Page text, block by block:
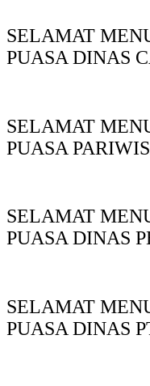
SELAMAT
PUASA DINAS
SELAMAT
PUASA
SELAMAT
PUASA DINAS
SELAMAT
PUASA DINAS